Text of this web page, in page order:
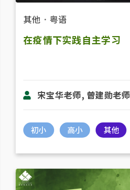
其他 ． 粤语
在疫情下实践自主学习
宋宝华老师, 曾建勋老师
初小 高小 其他